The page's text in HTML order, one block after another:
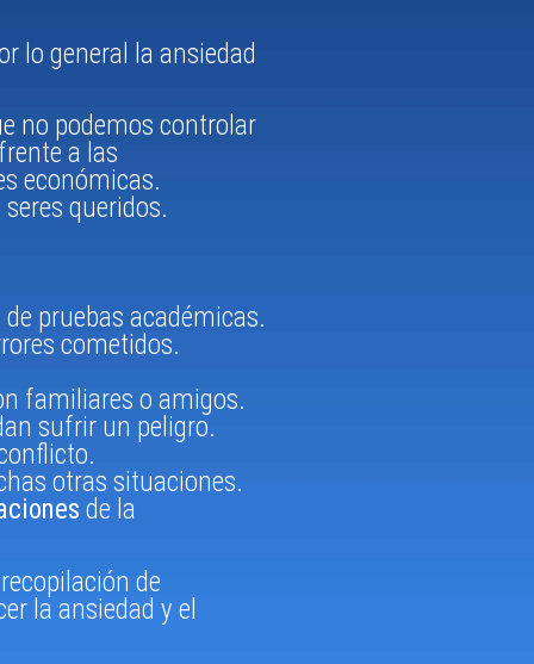
lo general la ansiedad
no podemos controlar
a las
económicas.
queridos.
pruebas académicas.
cometidos.
familiares o amigos.
sufrir un peligro.
otras situaciones.
de la
de
la ansiedad y el